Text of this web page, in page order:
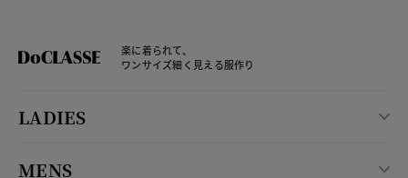
楽に着られて、
ワンサイズ細く見える服作り
LADIES
MENS